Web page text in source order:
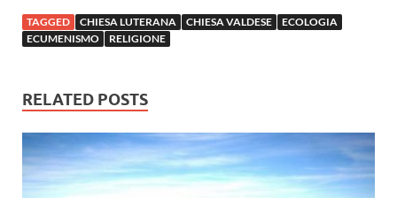
TAGGED CHIESA LUTERANA CHIESA VALDESE
ECOLOGIA
ECUMENISMO
RELIGIONE
RELATED POSTS